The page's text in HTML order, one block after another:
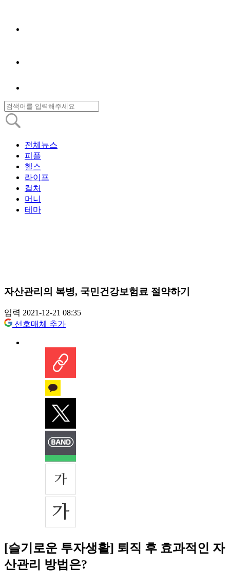
전체뉴스
피플
헬스
라이프
컬처
머니
테마
자산관리의 복병, 국민건강보험료 절약하기
입력 2021-12-21 08:35
선호매체 추가
[슬기로운 투자생활] 퇴직 후 효과적인 자
산관리 방법은?